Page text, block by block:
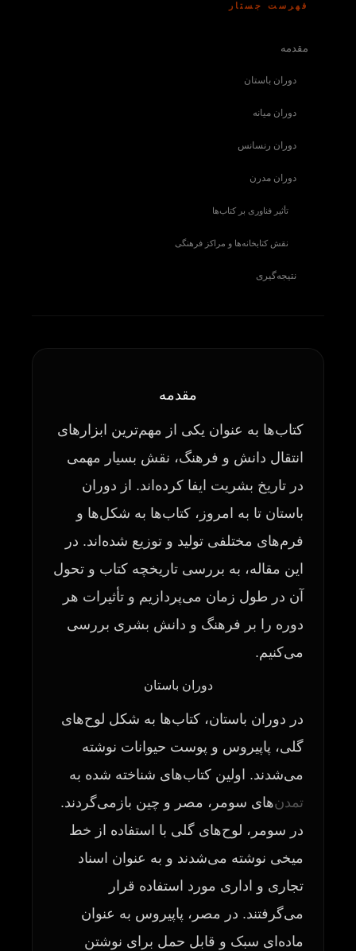
فهرست جستار
مقدمه
دوران باستان
دوران میانه
دوران رنسانس
دوران مدرن
تأثیر فناوری بر کتاب‌ها
نقش کتابخانه‌ها و مراکز فرهنگی
نتیجه‌گیری
مقدمه
کتاب‌ها به عنوان یکی از مهم‌ترین ابزارهای
انتقال دانش و فرهنگ، نقش بسیار مهمی
در تاریخ بشریت ایفا کرده‌اند. از دوران
باستان تا به امروز، کتاب‌ها به شکل‌ها و
فرم‌های مختلفی تولید و توزیع شده‌اند. در
این مقاله، به بررسی تاریخچه کتاب و تحول
آن در طول زمان می‌پردازیم و تأثیرات هر
دوره را بر فرهنگ و دانش بشری بررسی
می‌کنیم.
دوران باستان
در دوران باستان، کتاب‌ها به شکل لوح‌های
گلی، پاپیروس و پوست حیوانات نوشته
می‌شدند. اولین کتاب‌های شناخته شده به
تمدن‌های سومر، مصر و چین بازمی‌گردند.
در سومر، لوح‌های گلی با استفاده از خط
میخی نوشته می‌شدند و به عنوان اسناد
تجاری و اداری مورد استفاده قرار
می‌گرفتند. در مصر، پاپیروس به عنوان
ماده‌ای سبک و قابل حمل برای نوشتن